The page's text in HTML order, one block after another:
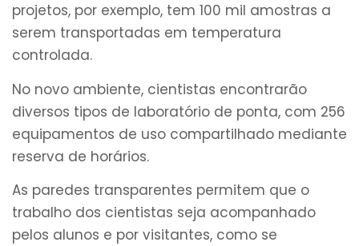
projetos, por exemplo, tem 100 mil amostras a
serem transportadas em temperatura
controlada.
No novo ambiente, cientistas encontrarão
diversos tipos de laboratório de ponta, com 256
equipamentos de uso compartilhado mediante
reserva de horários.
As paredes transparentes permitem que o
trabalho dos cientistas seja acompanhado
pelos alunos e por visitantes, como se